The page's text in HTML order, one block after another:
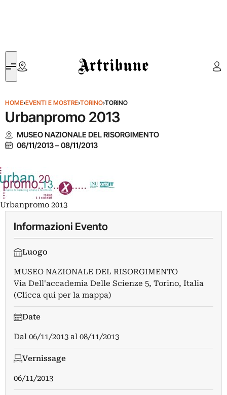
Artribune
HOME›EVENTI E MOSTRE›TORINO›TORINO
Urbanpromo 2013
MUSEO NAZIONALE DEL RISORGIMENTO
06/11/2013–08/11/2013
Urbanpromo 2013
Informazioni Evento
Luogo
MUSEO NAZIONALE DEL RISORGIMENTO
Via Dell'accademia Delle Scienze 5, Torino, Italia
(Clicca qui per la mappa)
Date
Dal 06/11/2013 al 08/11/2013
Vernissage
06/11/2013